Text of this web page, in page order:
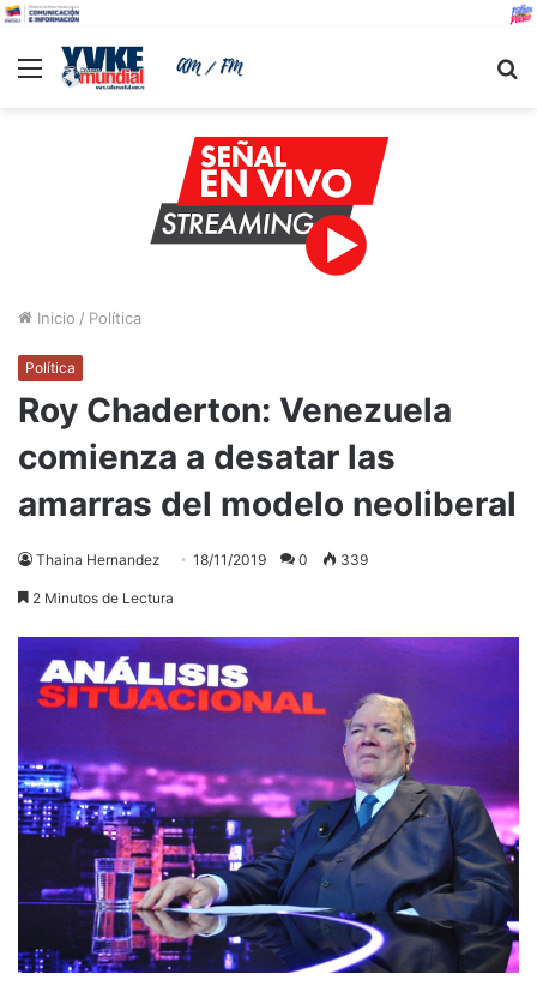
Menu
Inicio / Política
Política
Roy Chaderton: Venezuela
comienza a desatar las
amarras del modelo neoliberal
Thaina Hernandez 18/11/2019 0 339
2 Minutos de Lectura